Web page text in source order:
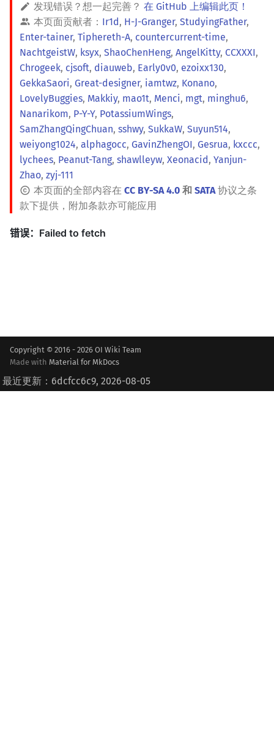
发现错误？想一起完善？ 在 GitHub 上编辑此页！
本页面贡献者： Ir1d , H-J-Granger, StudyingFather,
Enter-tainer, Tiphereth-A, countercurrent-time,
NachtgeistW, ksyx, ShaoChenHeng, AngelKitty, CCXXXI,
Chrogeek, cjsoft, diauweb, Early0v0, ezoixx130,
GekkaSaori, Great-designer, iamtwz, Konano,
LovelyBuggies, Makkiy, mao1t, Menci, mgt, minghu6,
Nanarikom, P-Y-Y, PotassiumWings,
SamZhangQingChuan, sshwy, SukkaW, Suyun514,
weiyong1024, alphagocc, GavinZhengOI, Gesrua, kxccc,
lychees, Peanut-Tang, shawlleyw, Xeonacid , Yanjun-
Zhao, zyj-111
本页面的全部内容在 CC BY-SA 4.0 和 SATA协议之条
款下提供，附加条款亦可能应用
Copyright © 2016 - 2026 OI Wiki Team
Made with Material for MkDocs
最近更新：6dcfcc6c9, 2026-08-05